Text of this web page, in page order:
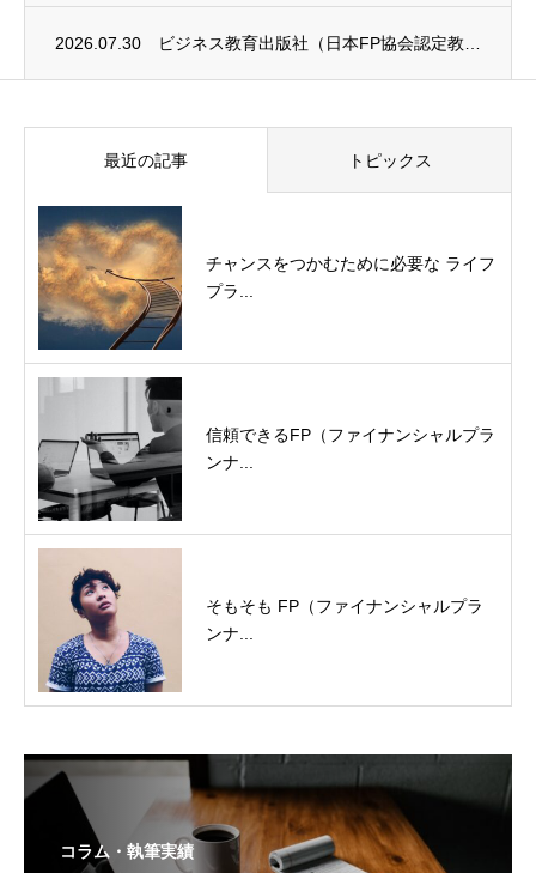
2026.07.30
最近の記事 トピックス
チャンスをつかむために必要な ライフ
プラ...
信頼できるFP（ファイナンシャルプラ
ンナ...
そもそも FP（ファイナンシャルプラ
ンナ...
コラム・執筆実績